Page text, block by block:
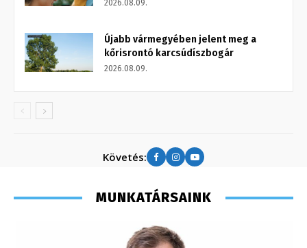
2026.08.09.
Újabb vármegyében jelent meg a
kőrisrontó karcsúdíszbogár
2026.08.09.
Követés:
MUNKATÁRSAINK